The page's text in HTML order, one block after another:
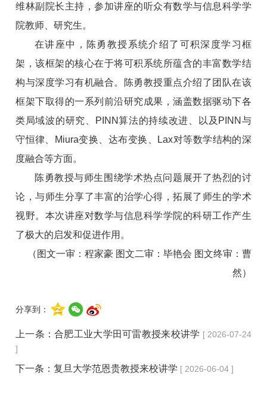
维林副院长主持，参加讲座的听众有数学与信息科学学
院教师、研究生。
在讲座中，陈勇教授系统介绍了可积深度学习框
架，该框架的核心在于将可积系统所蕴含的丰富数学结
构与深度学习有机融合。陈勇教授重点介绍了团队在该
框架下取得的一系列前沿研究成果，涵盖数据驱动下各
类局域波的研究、PINN算法的持续改进、以及PINN与
守恒律、Miura变换、达布变换、Lax对等数学结构的深
度融合等方面。
陈勇教授与师生围绕学术热点问题展开了热烈的讨
论，与师生分享了丰富的治学心得，拓展了师生的学术
视野。本次讲座对数学与信息科学学院的科研工作产生
了极大的启发和促进作用。
（图文一审：程家豪 图文二审：毕艳会 图文终审：曹
然）
分享到：
上一条：合肥工业大学田可雷教授来校讲学 [ 2026-07-24
]
下一条：复旦大学范恩贵教授来校讲学 [ 2026-06-04 ]